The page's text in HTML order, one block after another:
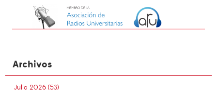
Archivos
Julio 2026 (53)